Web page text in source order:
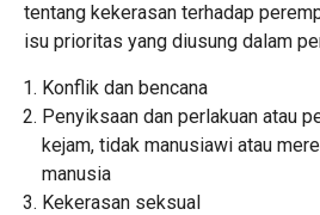
tentang kekerasan terhadap
isu prioritas yang diusung dalam
‎Konflik dan bencana
‎Penyiksaan dan perlakuan atau
kejam, tidak manusiawi atau
manusia
‎Kekerasan seksual